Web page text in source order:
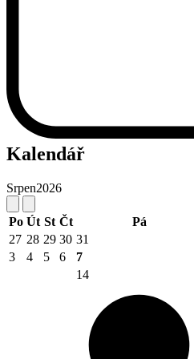
Kalendář
Srpen2026
Po Út St Čt Pá
27 28 29 30 31
3
4 5 6 7
14